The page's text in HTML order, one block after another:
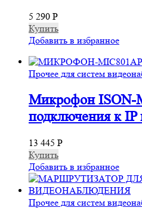
5 290 Р
Купить
Добавить в избранное
Прочее для систем
Микрофон ISON-
подключения к
13 445 Р
Купить
Добавить в избранное
Прочее для систем